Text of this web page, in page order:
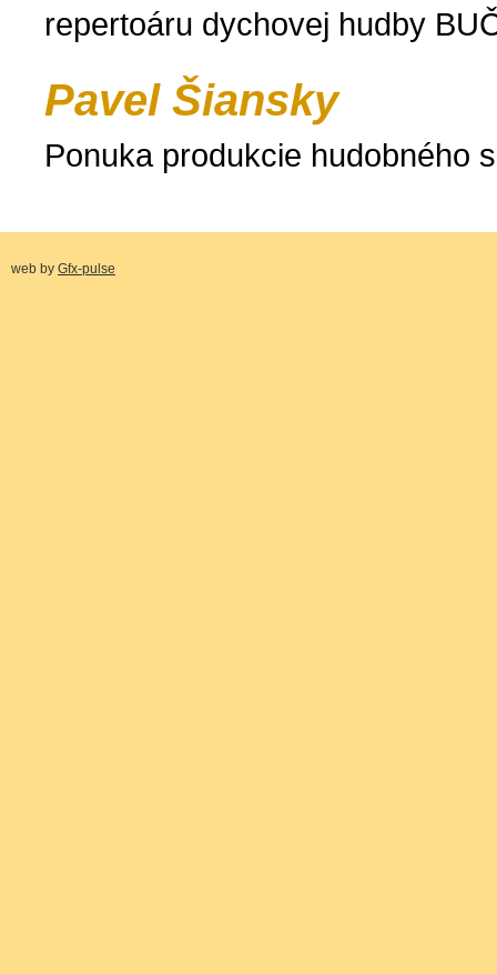
repertoáru dychovej hudby
Pavel Šiansky
Ponuka produkcie hudobného
web by Gfx-pulse